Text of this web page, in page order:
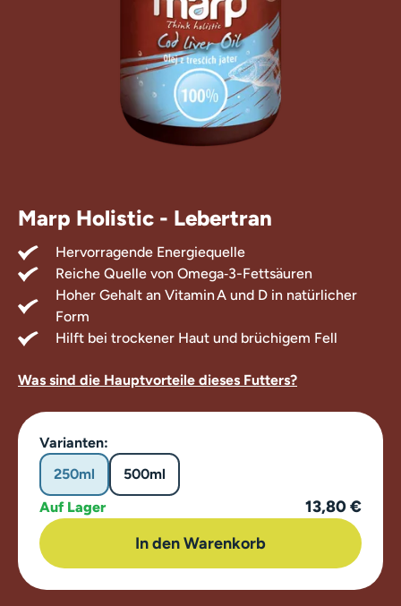
Marp Holistic - Lebertran
Hervorragende Energiequelle
Reiche Quelle von Omega‑3-Fettsäuren
Hoher Gehalt an Vitamin A und D in natürlicher
Form
Hilft bei trockener Haut und brüchigem Fell
Was sind die Hauptvorteile dieses Futters?
Varianten:
250ml
500ml
Auf Lager
13,80 €
In den Warenkorb